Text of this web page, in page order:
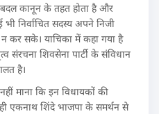
कानून के तहत होता है और
निर्वाचित सदस्य अपने निजी
कर सके। याचिका में कहा गया है
संरचना शिवसेना पार्टी के संविधान
है।
माना कि इन विधायकों की
एकनाथ शिंदे भाजपा के समर्थन से